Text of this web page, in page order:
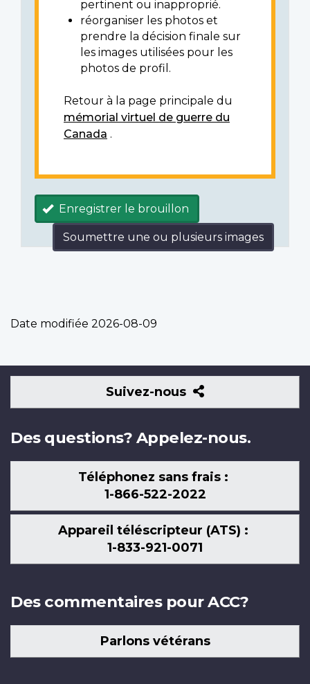
pertinent ou inapproprié.
réorganiser les photos et
prendre la décision finale sur
les images utilisées pour les
photos de profil.
Retour à la page principale du
mémorial virtuel de guerre du
Canada .
Enregistrer le brouillon
Soumettre une ou plusieurs images
Date modifiée 2026-08-09
Suivez-nous
Suivez-
nous
Des questions? Appelez-nous.
Téléphonez sans frais :
1-866-522-2022
Appareil téléscripteur (ATS) :
1-833-921-0071
Des commentaires pour ACC?
Parlons vétérans